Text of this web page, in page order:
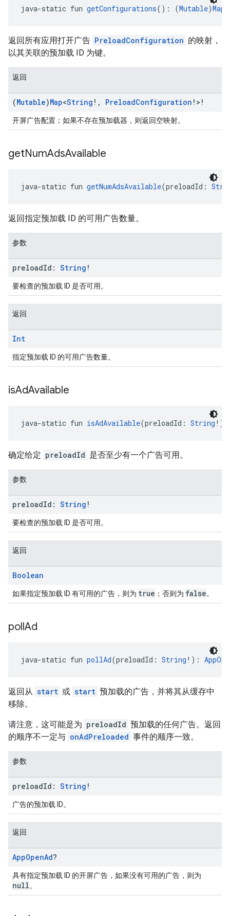
java-static fun getConfigurations(): (Mutable)Map
返回所有应用打开广告 PreloadConfiguration 的映射，
以其关联的预加载 ID 为键。
返回
(Mutable)Map<String ! , PreloadConfiguration !>!
开屏广告配置；如果不存在预加载器，则返回空映射。
getNumAdsAvailable
java-static fun getNumAdsAvailable(preloadId:
返回指定预加载 ID 的可用广告数量。
参数
preloadId: String !
要检查的预加载 ID 是否可用。
返回
Int
指定预加载 ID 的可用广告数量。
isAdAvailable
java-static fun isAdAvailable(preloadId: String
确定给定 preloadId 是否至少有一个广告可用。
参数
preloadId: String !
要检查的预加载 ID 是否可用。
返回
Boolean
如果指定预加载 ID 有可用的广告，则为 true ；否则为 false。
pollAd
java-static fun pollAd(preloadId: String !):
返回从 start 或 start 预加载的广告，并将其从缓存中
移除。
请注意，这可能是为 preloadId 预加载的任何广告。返回
的顺序不一定与 onAdPreloaded 事件的顺序一致。
参数
preloadId: String !
广告的预加载 ID。
返回
AppOpenAd?
具有指定预加载 ID 的开屏广告，如果没有可用的广告，则为
null。